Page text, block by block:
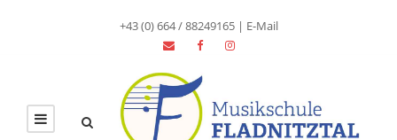
+43 (0) 664 / 88249165| E-Mail